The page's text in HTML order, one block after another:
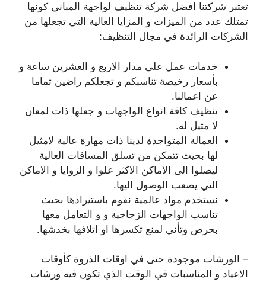
تعتبر شركتنا افضل شركة تنظيف لواجهة المباني كونها
تمتلك عدد من الميزات و المزايا العالية التي تجعلها من
الشركات الرائدة في مجال التنظيف:
خدمات عمل على مدار الاربع و العشرين ساعة و
بأسعار رخيصة تناسبكم و تجعلكم راضين تماما
عن اعمالنا.
تنظيف كافة انواع الواجهات و جعلها ذات لمعان
لا مثيل له.
العمالة المتواجدة لدينا ذات مهارة عالية لامثيل
لها بحيث تتمكن من تسلق المسافات العالية
ليصلوا الى الاماكن الاكثر علوا و الزوايا و الاماكن
التي يصعب الوصول اليها.
نستخدم مواد عالمية نقوم باستيرادها بحيث
تناسب الواجهات الزجاجية و و التعامل معها
بحرص وتأني لمنع تكسرها او اتلافها بخدشها.
– الورشات موجودة حتى في اوقات الذروة كأوقات
الاعياد و المناسبات في الوقت الذي تكون فيه ورشات